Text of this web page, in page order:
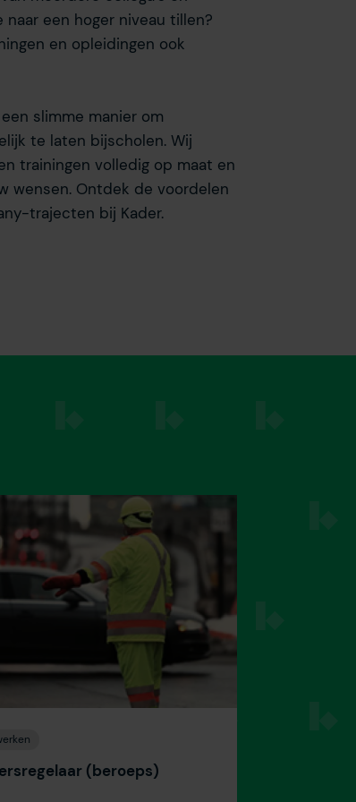
naar een hoger niveau tillen?
en opleidingen ook
slimme manier om
te laten bijscholen. Wij
trainingen volledig op maat en
wensen. Ontdek de voordelen
trajecten bij Kader.
(beroeps)